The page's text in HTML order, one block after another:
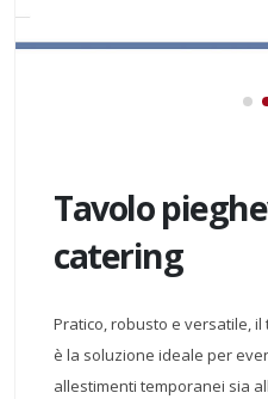
Tavolo
catering
Pratico, robusto e versatile,
è la soluzione ideale per
allestimenti temporanei sia